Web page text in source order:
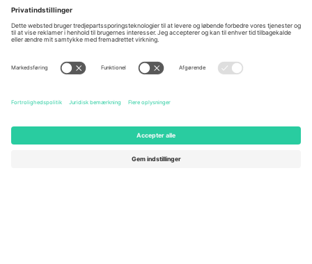
Germany
Unter den Linden 24, 10117
United Kingdom
Kingdom
United States
Newark, Delaware 19713, United
Engelberg, Switzerland